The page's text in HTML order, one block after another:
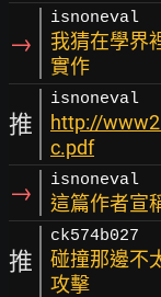
→
isnoneval
我猜在學界
實作
推
isnoneval
http://
c.pdf
→ isnoneval
這篇作者宣
推
ck574b027
碰撞那邊不
攻擊